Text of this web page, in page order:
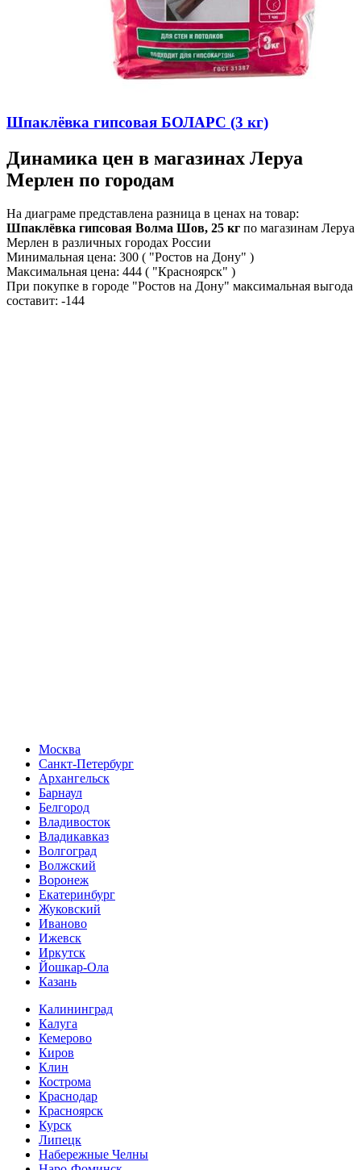
Шпаклёвка гипсовая БОЛАРС (3 кг)
Динамика цен в магазинах Леруа
Мерлен по городам
На диаграме представлена разница в ценах на товар:
Шпаклёвка гипсовая Волма Шов, 25 кг по магазинам Леруа
Мерлен в различных городах России
Минимальная цена: 300 ( "Ростов на Дону" )
Максимальная цена: 444 ( "Красноярск" )
При покупке в городе "Ростов на Дону" максимальная выгода
составит: -144
Москва
Санкт-Петербург
Архангельск
Барнаул
Белгород
Владивосток
Владикавказ
Волгоград
Волжский
Воронеж
Екатеринбург
Жуковский
Иваново
Ижевск
Иркутск
Йошкар-Ола
Казань
Калининград
Калуга
Кемерово
Киров
Клин
Кострома
Краснодар
Красноярск
Курск
Липецк
Набережные Челны